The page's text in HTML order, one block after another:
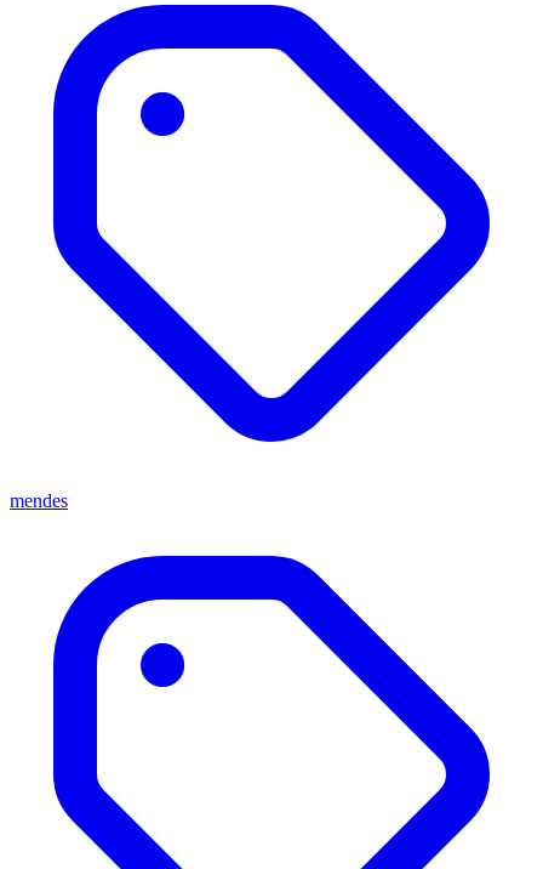
mendes